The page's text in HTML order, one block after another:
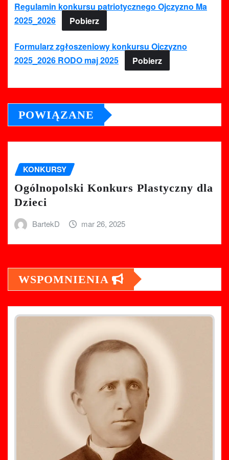
Regulamin konkursu patriotycznego Ojczyzno Ma
2025_2026
Pobierz
Formularz zgłoszeniowy konkursu Ojczyzno
2025_2026 RODO maj 2025
Pobierz
POWIĄZANE
KONKURSY
Ogólnopolski Konkurs Plastyczny dla
Dzieci
BartekD mar 26, 2025
WSPOMNIENIA